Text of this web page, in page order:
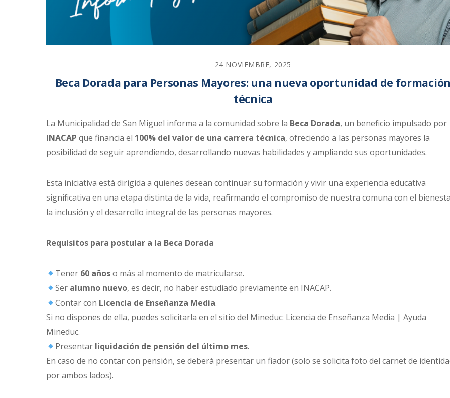
24 NOVIEMBRE, 2025
Beca Dorada para Personas Mayores: una nueva oportunidad de
técnica
La Municipalidad de San Miguel informa a la comunidad sobre la Beca Dorada, un beneficio impulsado por
INACAP que financia el 100% del valor de una carrera técnica, ofreciendo a las personas mayores la
posibilidad de seguir aprendiendo, desarrollando nuevas habilidades y ampliando sus oportunidades.
Esta iniciativa está dirigida a quienes desean continuar su formación y vivir una experiencia educativa
significativa en una etapa distinta de la vida, reafirmando el compromiso de nuestra comuna con el
la inclusión y el desarrollo integral de las personas mayores.
Requisitos para postular a la Beca Dorada
Tener 60 añoso más al momento de matricularse.
Ser alumno nuevo, es decir, no haber estudiado previamente en INACAP.
Contar con Licencia de Enseñanza Media.
Si no dispones de ella, puedes solicitarla en el sitio del Mineduc: Licencia de Enseñanza Media | Ayuda
Mineduc.
Presentar liquidación de pensión del último mes.
En caso de no contar con pensión, se deberá presentar un fiador (solo se solicita foto del carnet de
por ambos lados).